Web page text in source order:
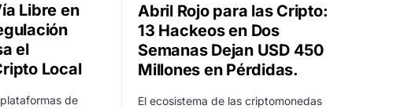
Libre en
el
Local
de
Abril Rojo para las Cripto:
13 Hackeos en Dos
Semanas Dejan USD 450
Millones en Pérdidas.
El ecosistema de las criptomonedas